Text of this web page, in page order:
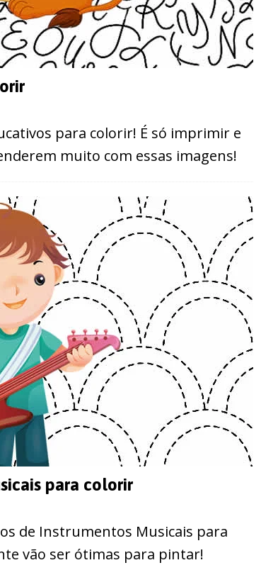
para colorir! É só imprimir e
muito com essas imagens!
para colorir
de Instrumentos Musicais para
vão ser ótimas para pintar!